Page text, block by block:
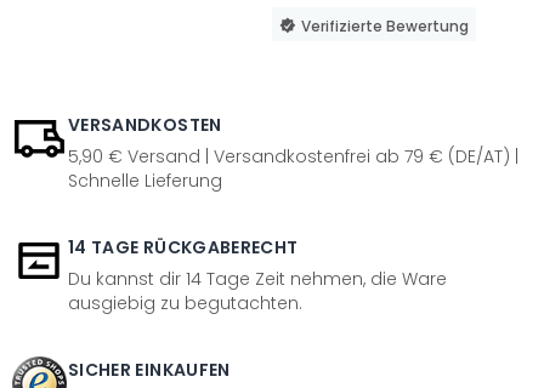
Verifizierte Bewertung
VERSANDKOSTEN
5,90 € Versand | Versandkostenfrei ab 79 € (DE/AT) |
Schnelle Lieferung
14 TAGE RÜCKGABERECHT
Du kannst dir 14 Tage Zeit nehmen, die Ware
ausgiebig zu begutachten.
SICHER EINKAUFEN